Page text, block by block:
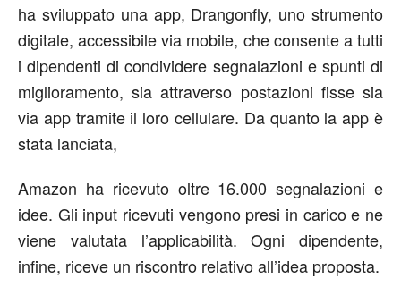
ha sviluppato una app, Drangonfly, uno strumento
digitale, accessibile via mobile, che consente a tutti
i dipendenti di condividere segnalazioni e spunti di
miglioramento, sia attraverso postazioni fisse sia
via app tramite il loro cellulare. Da quanto la app è
stata lanciata,
Amazon ha ricevuto oltre 16.000 segnalazioni e
idee. Gli input ricevuti vengono presi in carico e ne
viene valutata l’applicabilità. Ogni dipendente,
infine, riceve un riscontro relativo all’idea proposta.